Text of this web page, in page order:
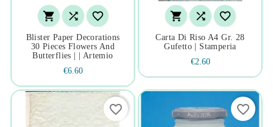
  
Blister Paper Decorations
30 Pieces Flowers And
Butterflies | | Artemio
€6.60
  
Carta Di Riso A4 Gr. 28
Gufetto | Stamperia
€2.60
favorite_border favorite_border